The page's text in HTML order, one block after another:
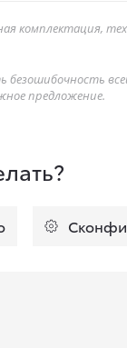
комплектация,
безошибочность
предложение.